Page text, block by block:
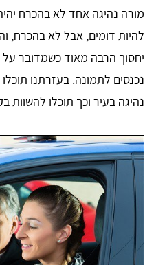
מורה נהיגה אחד לא בהכרח
נהיגה בעיר וכך תוכלו להשוות